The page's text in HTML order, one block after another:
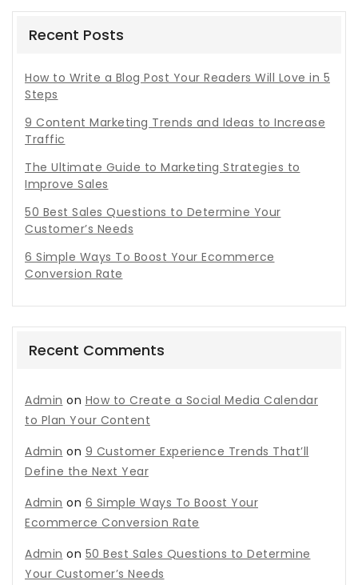
Recent Posts
How to Write a Blog Post Your Readers Will Love in 5
Steps
9 Content Marketing Trends and Ideas to Increase
Traffic
The Ultimate Guide to Marketing Strategies to
Improve Sales
50 Best Sales Questions to Determine Your
Customer’s Needs
6 Simple Ways To Boost Your Ecommerce
Conversion Rate
Recent Comments
Admin on How to Create a Social Media Calendar
to Plan Your Content
Admin on 9 Customer Experience Trends That’ll
Define the Next Year
Admin on 6 Simple Ways To Boost Your
Ecommerce Conversion Rate
Admin on 50 Best Sales Questions to Determine
Your Customer’s Needs